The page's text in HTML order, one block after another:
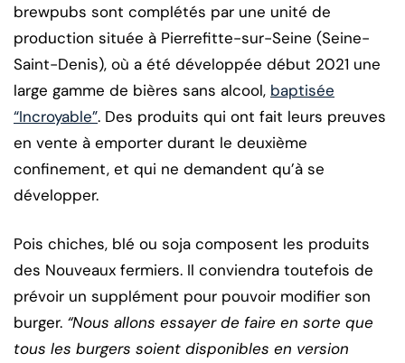
brewpubs sont complétés par une unité de
production située à Pierrefitte-sur-Seine (Seine-
Saint-Denis), où a été développée début 2021 une
large gamme de bières sans alcool, baptisée
“Incroyable”. Des produits qui ont fait leurs preuves
en vente à emporter durant le deuxième
confinement, et qui ne demandent qu’à se
développer.
Pois chiches, blé ou soja composent les produits
des Nouveaux fermiers. Il conviendra toutefois de
prévoir un supplément pour pouvoir modifier son
burger. “Nous allons essayer de faire en sorte que
tous les burgers soient disponibles en version